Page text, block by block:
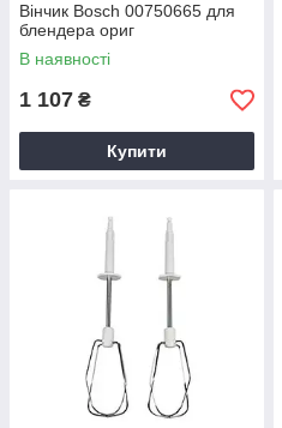
Вінчик Bosch 00750665 для
блендера ориг
В наявності
1 107 ₴
Купити